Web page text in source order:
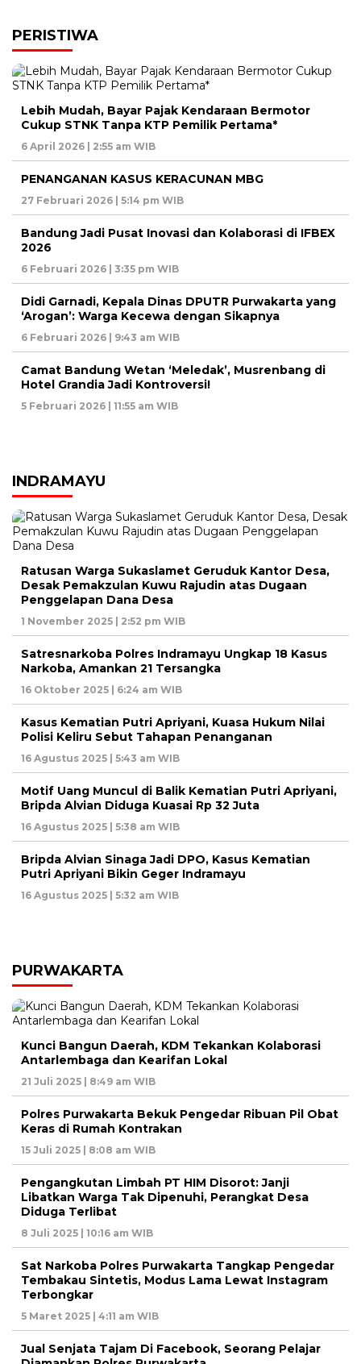
PERISTIWA
Lebih Mudah, Bayar Pajak Kendaraan Bermotor
Cukup STNK Tanpa KTP Pemilik Pertama*
6 April 2026 | 2:55 am WIB
PENANGANAN KASUS KERACUNAN MBG
27 Februari 2026 | 5:14 pm WIB
Bandung Jadi Pusat Inovasi dan Kolaborasi di IFBEX
2026
6 Februari 2026 | 3:35 pm WIB
Didi Garnadi, Kepala Dinas DPUTR Purwakarta yang
‘Arogan’: Warga Kecewa dengan Sikapnya
6 Februari 2026 | 9:43 am WIB
Camat Bandung Wetan ‘Meledak’, Musrenbang di
Hotel Grandia Jadi Kontroversi!
5 Februari 2026 | 11:55 am WIB
INDRAMAYU
Ratusan Warga Sukaslamet Geruduk Kantor Desa,
Desak Pemakzulan Kuwu Rajudin atas Dugaan
Penggelapan Dana Desa
1 November 2025 | 2:52 pm WIB
Satresnarkoba Polres Indramayu Ungkap 18 Kasus
Narkoba, Amankan 21 Tersangka
16 Oktober 2025 | 6:24 am WIB
Kasus Kematian Putri Apriyani, Kuasa Hukum Nilai
Polisi Keliru Sebut Tahapan Penanganan
16 Agustus 2025 | 5:43 am WIB
Motif Uang Muncul di Balik Kematian Putri Apriyani,
Bripda Alvian Diduga Kuasai Rp 32 Juta
16 Agustus 2025 | 5:38 am WIB
Bripda Alvian Sinaga Jadi DPO, Kasus Kematian
Putri Apriyani Bikin Geger Indramayu
16 Agustus 2025 | 5:32 am WIB
PURWAKARTA
Kunci Bangun Daerah, KDM Tekankan Kolaborasi
Antarlembaga dan Kearifan Lokal
21 Juli 2025 | 8:49 am WIB
Polres Purwakarta Bekuk Pengedar Ribuan Pil Obat
Keras di Rumah Kontrakan
15 Juli 2025 | 8:08 am WIB
Pengangkutan Limbah PT HIM Disorot: Janji
Libatkan Warga Tak Dipenuhi, Perangkat Desa
Diduga Terlibat
8 Juli 2025 | 10:16 am WIB
Sat Narkoba Polres Purwakarta Tangkap Pengedar
Tembakau Sintetis, Modus Lama Lewat Instagram
Terbongkar
5 Maret 2025 | 4:11 am WIB
Jual Senjata Tajam Di Facebook, Seorang Pelajar